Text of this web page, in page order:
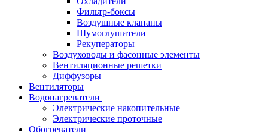
Фильтр-боксы
Воздушные клапаны
Шумоглушители
Рекуператоры
Воздуховоды и фасонные элементы
Вентиляционные решетки
Диффузоры
Вентиляторы
Водонагреватели
Электрические накопительные
Электрические проточные
Обогреватели